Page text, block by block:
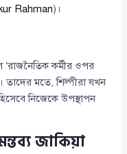
Rahman)।
‘রাজনৈতিক কর্মীর ওপর
তাদের মতে, শিল্পীরা যখন
নিজেকে উপস্থাপন
জাকিয়া